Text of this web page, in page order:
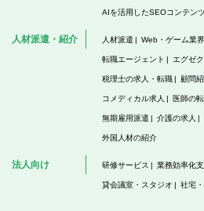
AIを活用したSEOコンテン
人材派遣・紹介 人材派遣 Web・ゲーム業
転職エージェント エグゼ
税理士の求人・転職 顧問
コメディカル求人 医師の
無期雇用派遣 介護の求人
外国人材の紹介
法人向け 研修サービス 業務効率化支
貸会議室・スタジオ 社宅